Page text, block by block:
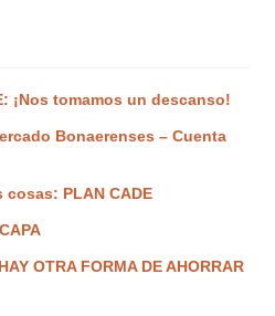
¡Nos tomamos un descanso!
Bonaerenses – Cuenta
PLAN CADE
OTRA FORMA DE AHORRAR